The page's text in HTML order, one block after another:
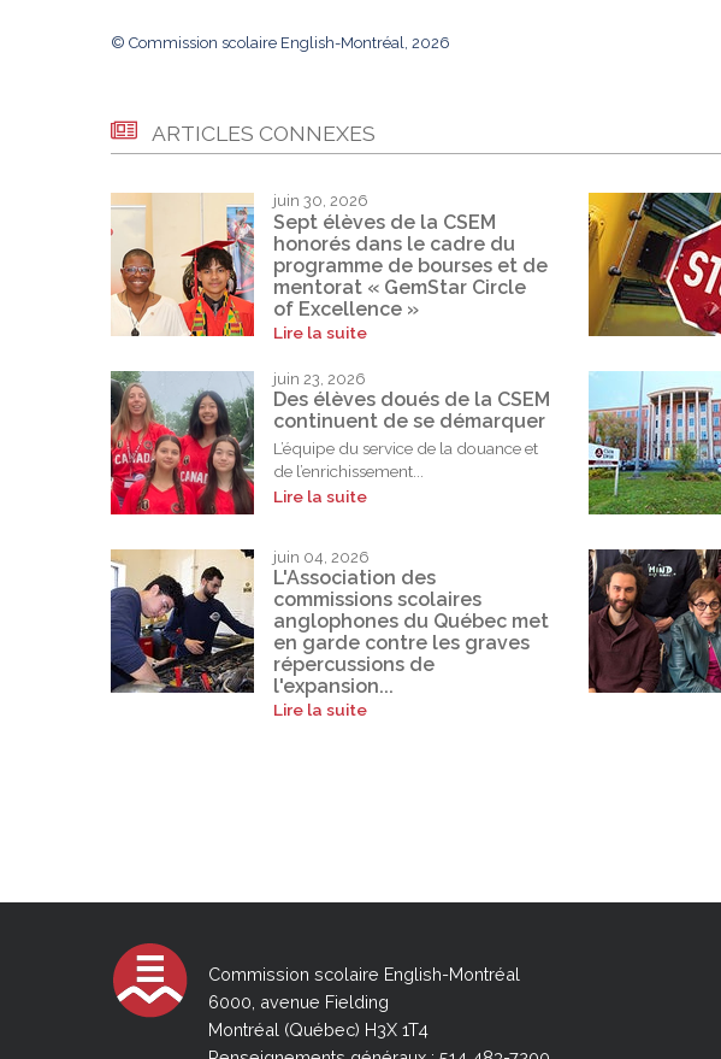
© Commission scolaire English-Montréal, 2026
ARTICLES CONNEXES
juin 30, 2026
Sept élèves de la CSEM
honorés dans le cadre du
programme de bourses et de
mentorat « GemStar Circle
of Excellence »
Lire la suite
juin 23, 2026
Des élèves doués de la CSEM
continuent de se démarquer
L’équipe du service de la douance et
de l’enrichissement...
Lire la suite
juin 04, 2026
L'Association des
commissions scolaires
anglophones du Québec met
en garde contre les graves
répercussions de
l'expansion...
Lire la suite
Commission scolaire English-Montréal
6000, avenue Fielding
Montréal (Québec) H3X 1T4